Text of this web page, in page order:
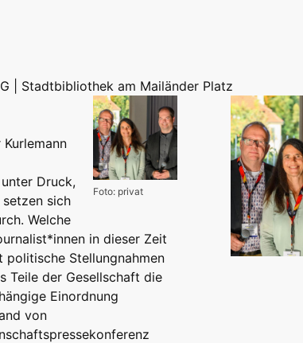
| Stadtbibliothek am Mailänder Platz
Foto: privat
Druck,
sich
Welche
in dieser Zeit
politische Stellungnahmen
Teile der Gesellschaft die
Einordnung
von